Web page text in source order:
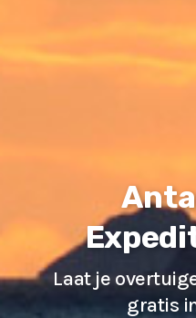
Laat je
gratis